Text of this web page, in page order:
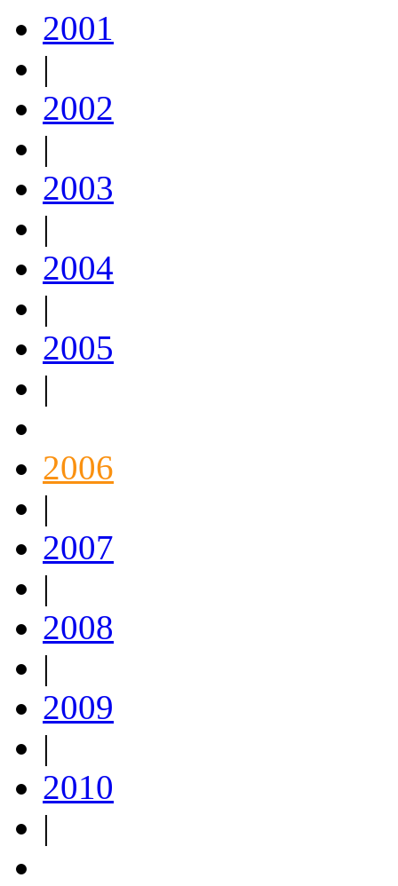
2001
|
2002
|
2003
|
2004
|
2005
|
2006
|
2007
|
2008
|
2009
|
2010
|